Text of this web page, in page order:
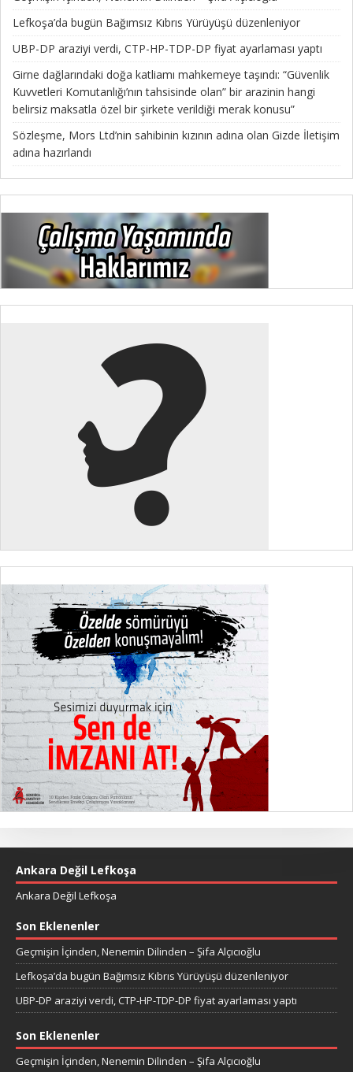
Lefkoşa’da bugün Bağımsız Kıbrıs Yürüyüşü düzenleniyor
UBP-DP araziyi verdi, CTP-HP-TDP-DP fiyat ayarlaması yaptı
Girne dağlarındaki doğa katliamı mahkemeye taşındı: “Güvenlik
Kuvvetleri Komutanlığı’nın tahsisinde olan” bir arazinin hangi
belirsiz maksatla özel bir şirkete verildiği merak konusu”
Sözleşme, Mors Ltd’nin sahibinin kızının adına olan Gizde İletişim
adına hazırlandı
Ankara Değil Lefkoşa
Ankara Değil Lefkoşa
Son Eklenenler
Geçmişin İçinden, Nenemin Dilinden – Şifa Alçıcıoğlu
Lefkoşa’da bugün Bağımsız Kıbrıs Yürüyüşü düzenleniyor
UBP-DP araziyi verdi, CTP-HP-TDP-DP fiyat ayarlaması yaptı
Son Eklenenler
Geçmişin İçinden, Nenemin Dilinden – Şifa Alçıcıoğlu